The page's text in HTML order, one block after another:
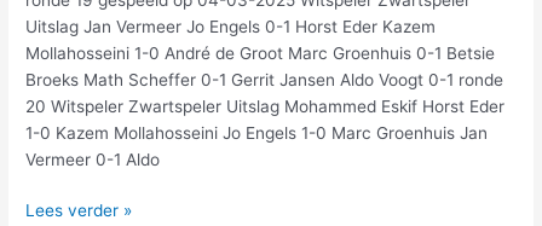
Uitslag Jan Vermeer Jo Engels 0-1 Horst Eder Kazem
Mollahosseini 1-0 André de Groot Marc Groenhuis 0-1 Betsie
Broeks Math Scheffer 0-1 Gerrit Jansen Aldo Voogt 0-1 ronde
20 Witspeler Zwartspeler Uitslag Mohammed Eskif Horst Eder
1-0 Kazem Mollahosseini Jo Engels 1-0 Marc Groenhuis Jan
Vermeer 0-1 Aldo
Lees verder »